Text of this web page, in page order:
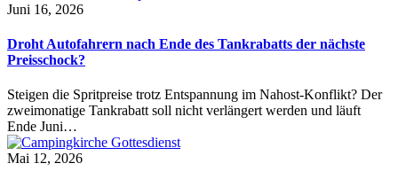
Juni 16, 2026
Droht Autofahrern nach Ende des Tankrabatts der nächste
Preisschock?
Steigen die Spritpreise trotz Entspannung im Nahost-Konflikt? Der
zweimonatige Tankrabatt soll nicht verlängert werden und läuft
Ende Juni…
Mai 12, 2026